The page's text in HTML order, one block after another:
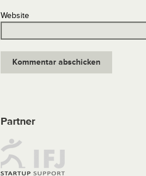
Website
Partner